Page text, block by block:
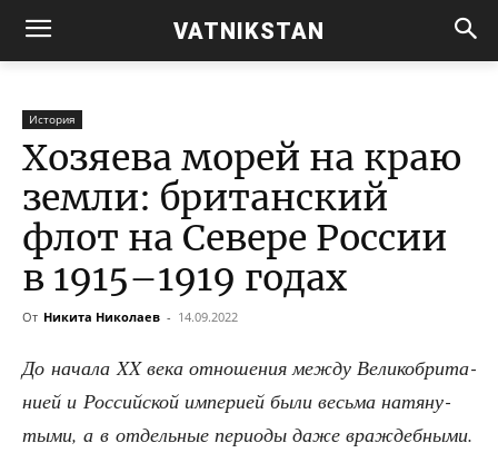
VATNIKSTAN
История
Хозяева морей на краю
земли: британский
флот на Севере России
в 1915–1919 годах
От Никита Николаев - 14.09.2022
До нача­ла XX века отно­ше­ния меж­ду Вели­ко­бри­та­
ни­ей и Рос­сий­ской импе­ри­ей были весь­ма натя­ну­
ты­ми, а в отдель­ные пери­о­ды даже враж­деб­ны­ми.